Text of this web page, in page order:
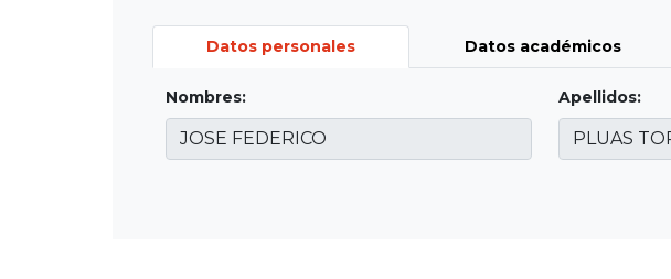
Datos personales Datos académicos
Nombres: Apellidos: